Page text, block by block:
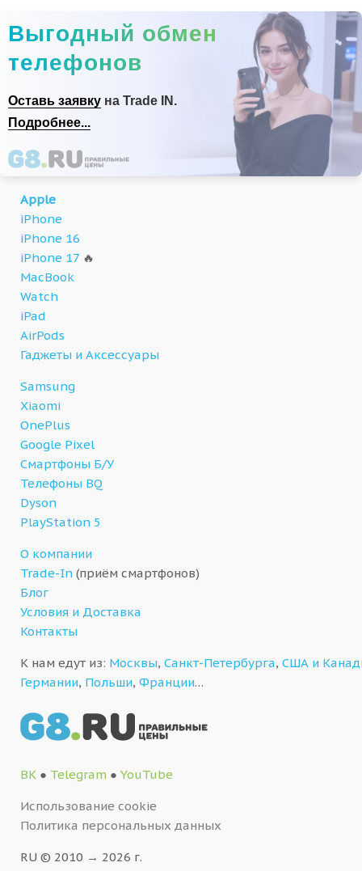
Выгодный обмен
телефонов
Оставь заявку на Trade IN.
Подробнее...
Apple
iPhone
iPhone 16
iPhone 17 🔥
MacBook
Watch
iPad
AirPods
Гаджеты и Аксессуары
Samsung
Xiaomi
OnePlus
Google Pixel
Смартфоны Б/У
Телефоны BQ
Dyson
PlayStation 5
О компании
Trade-In (приём смартфонов)
Блог
Условия и Доставка
Контакты
К нам едут из: Москвы, Санкт-Петербурга, США и
Германии, Польши, Франции…
ВК ● Telegram ● YouTube
Использование cookie
Политика персональных данных
RU © 2010 → 2026 г.